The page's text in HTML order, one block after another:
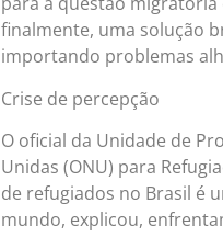
finalmente, uma solução
importando problemas
Crise de percepção
O oficial da Unidade de
Unidas (ONU) para
de refugiados no Brasil é
mundo, explicou,